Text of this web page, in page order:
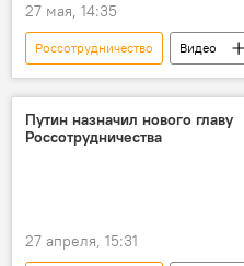
27 мая, 14:35
Россотрудничество
Видео
Сардарапатская битва
Путин назначил нового главу
Россотрудничества
27 апреля, 15:31